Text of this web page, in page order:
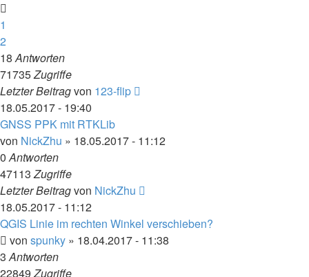
1
2
18Antworten
71735Zugriffe
Letzter Beitragvon 123-flip
18.05.2017 - 19:40
GNSS PPK mit RTKLib
von NickZhu » 18.05.2017 - 11:12
0Antworten
47113Zugriffe
Letzter Beitragvon NickZhu
18.05.2017 - 11:12
QGIS Linie im rechten Winkel verschieben?
von spunky » 18.04.2017 - 11:38
3Antworten
22849Zugriffe